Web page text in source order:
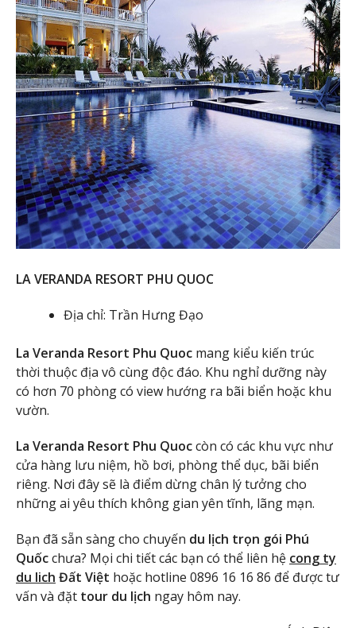
LA VERANDA RESORT PHU QUOC
Địa chỉ: Trần Hưng Đạo
La Veranda Resort Phu Quoc mang kiểu kiến trúc
thời thuộc địa vô cùng độc đáo. Khu nghỉ dưỡng này
có hơn 70 phòng có view hướng ra bãi biển hoặc khu
vườn.
La Veranda Resort Phu Quoccòn có các khu vực như
cửa hàng lưu niệm, hồ bơi, phòng thể dục, bãi biển
riêng. Nơi đây sẽ là điểm dừng chân lý tưởng cho
những ai yêu thích không gian yên tĩnh, lãng mạn.
Bạn đã sẵn sàng cho chuyến du lịch trọn gói Phú
Quốcchưa? Mọi chi tiết các bạn có thể liên hệ cong ty
du lich Đất Việt hoặc hotline 0896 16 16 86 để được tư
vấn và đặt tour du lịch ngay hôm nay.